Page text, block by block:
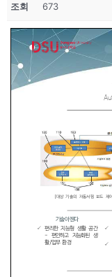
조회 673